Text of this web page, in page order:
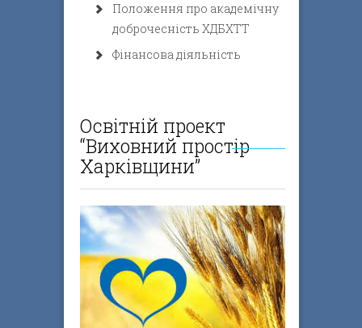
Положення про академічну
доброчесність ХДБХТТ
Фінансова діяльність
Освітній проект
“Виховний простір
Харківщини”